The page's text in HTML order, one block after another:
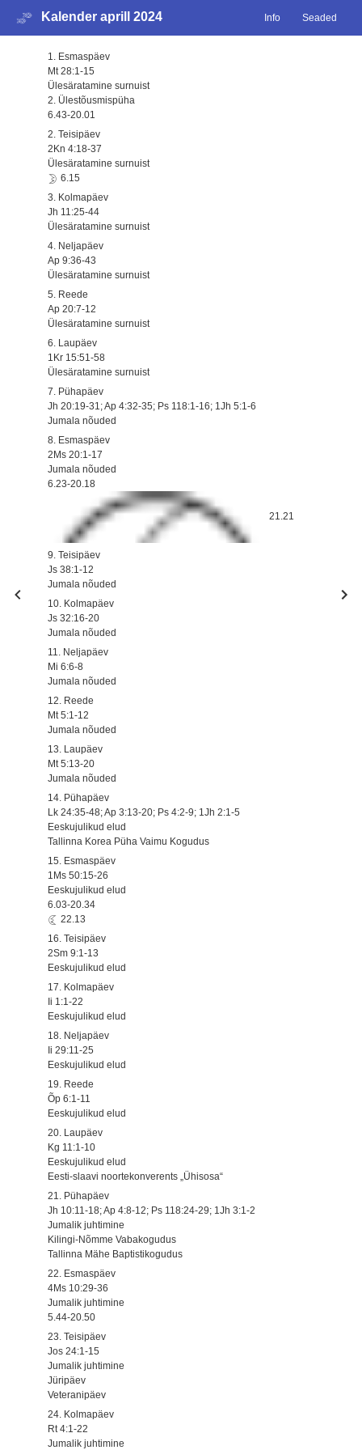
Kalender aprill 2024 Info Seaded
1. Esmaspäev
Mt 28:1-15
Ülesäratamine surnuist
2. Ülestõusmispüha
6.43-20.01
2. Teisipäev
2Kn 4:18-37
Ülesäratamine surnuist
6.15
3. Kolmapäev
Jh 11:25-44
Ülesäratamine surnuist
4. Neljapäev
Ap 9:36-43
Ülesäratamine surnuist
5. Reede
Ap 20:7-12
Ülesäratamine surnuist
6. Laupäev
1Kr 15:51-58
Ülesäratamine surnuist
7. Pühapäev
Jh 20:19-31; Ap 4:32-35; Ps 118:1-16; 1Jh 5:1-6
Jumala nõuded
8. Esmaspäev
2Ms 20:1-17
Jumala nõuded
6.23-20.18
21.21
9. Teisipäev
Js 38:1-12
Jumala nõuded
10. Kolmapäev
Js 32:16-20
Jumala nõuded
11. Neljapäev
Mi 6:6-8
Jumala nõuded
12. Reede
Mt 5:1-12
Jumala nõuded
13. Laupäev
Mt 5:13-20
Jumala nõuded
14. Pühapäev
Lk 24:35-48; Ap 3:13-20; Ps 4:2-9; 1Jh 2:1-5
Eeskujulikud elud
Tallinna Korea Püha Vaimu Kogudus
15. Esmaspäev
1Ms 50:15-26
Eeskujulikud elud
6.03-20.34
22.13
16. Teisipäev
2Sm 9:1-13
Eeskujulikud elud
17. Kolmapäev
Ii 1:1-22
Eeskujulikud elud
18. Neljapäev
Ii 29:11-25
Eeskujulikud elud
19. Reede
Õp 6:1-11
Eeskujulikud elud
20. Laupäev
Kg 11:1-10
Eeskujulikud elud
Eesti-slaavi noortekonverents „Ühisosa“
21. Pühapäev
Jh 10:11-18; Ap 4:8-12; Ps 118:24-29; 1Jh 3:1-2
Jumalik juhtimine
Kilingi-Nõmme Vabakogudus
Tallinna Mähe Baptistikogudus
22. Esmaspäev
4Ms 10:29-36
Jumalik juhtimine
5.44-20.50
23. Teisipäev
Jos 24:1-15
Jumalik juhtimine
Jüripäev
Veteranipäev
24. Kolmapäev
Rt 4:1-22
Jumalik juhtimine